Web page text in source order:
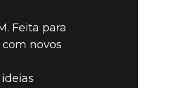
Feita para
novos